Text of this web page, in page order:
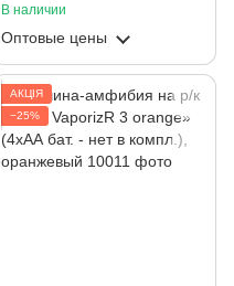
В наличии
Оптовые цены
АКЦІЯ
−25%